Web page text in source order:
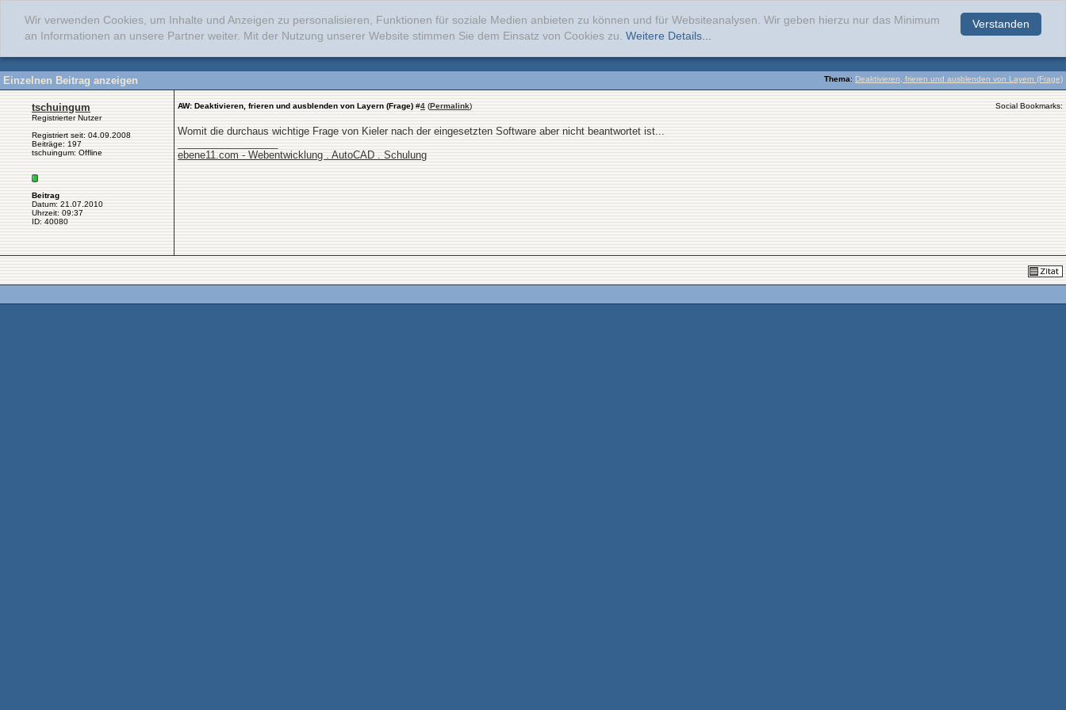
Verstanden
Wir verwenden Cookies, um Inhalte und Anzeigen zu personalisieren, Funktionen für soziale Medien anbieten zu können und für Websiteanalysen. Wir geben hierzu nur das Minimum
an Informationen an unsere Partner weiter. Mit der Nutzung unserer Website stimmen Sie dem Einsatz von Cookies zu. Weitere Details...
Thema: Deaktivieren, frieren und ausblenden von Layern (Frage)
Einzelnen Beitrag anzeigen
tschuingum
Registrierter Nutzer
Registriert seit: 04.09.2008
Beiträge: 197
tschuingum: Offline
Beitrag
Datum: 21.07.2010
Uhrzeit: 09:37
ID: 40080
AW: Deaktivieren, frieren und ausblenden von Layern (Frage) #4 (Permalink) Social Bookmarks:
Womit die durchaus wichtige Frage von Kieler nach der eingesetzten Software aber nicht beantwortet ist...
ebene11.com - Webentwicklung . AutoCAD . Schulung